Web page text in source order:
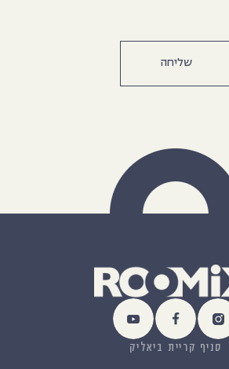
סניף קריית ביאליק